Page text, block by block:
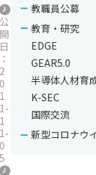
公
開
日
：
2
0
1
1-
1
1-
0
5
教職員公募
教育・研究
EDGE
GEAR5.0
半導体人材育
K-SEC
国際交流
新型コロナウ